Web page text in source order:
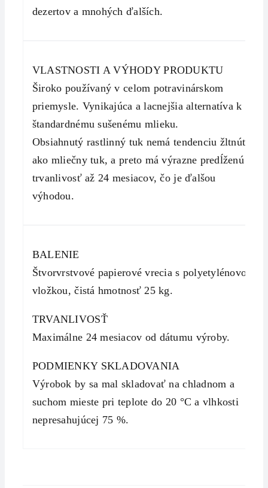
dezertov a mnohých ďalších.
VLASTNOSTI A VÝHODY PRODUKTU
Široko používaný v celom potravinárskom
priemysle. Vynikajúca a lacnejšia alternatíva k
štandardnému sušenému mlieku.
Obsiahnutý rastlinný tuk nemá tendenciu žltnúť
ako mliečny tuk, a preto má výrazne predĺženú
trvanlivosť až 24 mesiacov, čo je ďalšou
výhodou.
BALENIE
Štvorvrstvové papierové vrecia s polyetylénovou
vložkou, čistá hmotnosť 25 kg.
TRVANLIVOSŤ
Maximálne 24 mesiacov od dátumu výroby.
PODMIENKY SKLADOVANIA
Výrobok by sa mal skladovať na chladnom a
suchom mieste pri teplote do 20 °C a vlhkosti
nepresahujúcej 75 %.